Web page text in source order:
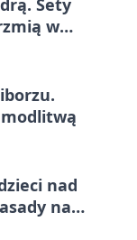
Sety
w
nad
na